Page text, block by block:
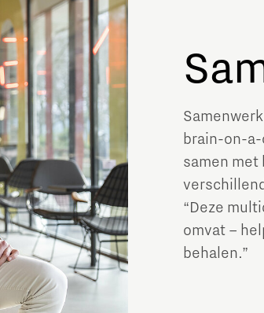
brain-on-
samen met
“Deze
omvat –
behalen.”